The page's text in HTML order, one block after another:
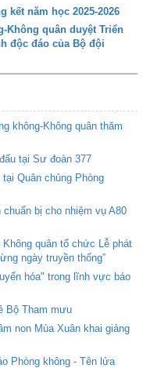
kết năm học 2025-2026
Không quân duyệt Triển
độc đáo của Bộ đội
không-Không quân thăm
tại Sư đoàn 377
Quân chủng Phòng
bị cho nhiệm vụ A80
quân tổ chức Lễ phát
ngày truyền thống”
hóa" trong lĩnh vực báo
Bộ Tham mưu
non Mùa Xuân khai giảng
Phòng không - Tên lửa